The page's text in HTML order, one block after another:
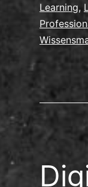
Learning,